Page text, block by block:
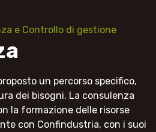
e Controllo di gestione
un percorso specifico,
dei bisogni. La consulenza
la formazione delle risorse
con Confindustria, con i suoi